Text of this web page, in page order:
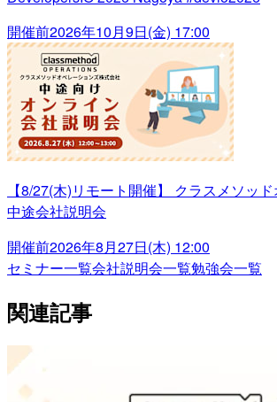
開催前2026年10月9日(金) 17:00
【8/27(木)リモート開催】 クラスメソッ
中途会社説明会
開催前2026年8月27日(木) 12:00
セミナー一覧会社説明会一覧勉強会一覧
関連記事